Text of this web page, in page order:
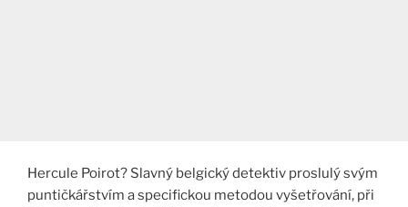
Hercule Poirot? Slavný belgický detektiv proslulý svým
puntičkářstvím a specifickou metodou vyšetřování, při